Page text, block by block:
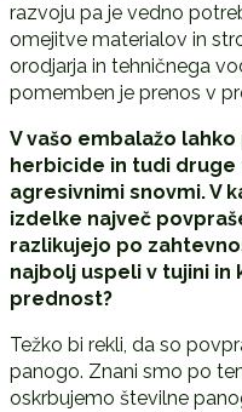
razvoju pa je vedno
omejitve materialov in
orodjarja in tehničnega
pomemben je prenos v
V vašo embalažo
herbicide in tudi druge
agresivnimi snovmi. V
izdelke največ
razlikujejo po
najbolj uspeli v tujini in
prednost?
Težko bi rekli, da so
panogo. Znani smo po
oskrbujemo številne